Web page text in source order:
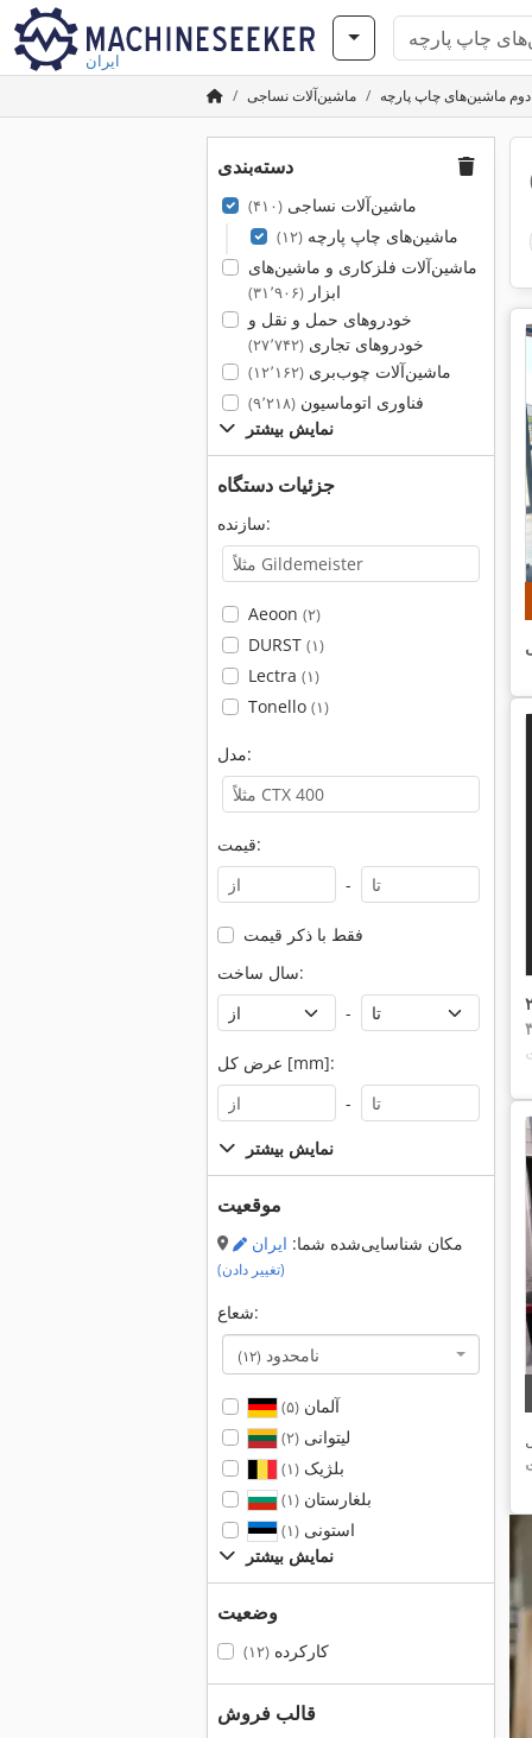
ایران
ماشین‌آلات نساجی ماشین‌های چاپ پارچه
دسته‌بندی
ماشین‌آلات نساجی(۴۱۰)
ماشین‌های چاپ پارچه(۱۲)
ماشین‌آلات فلزکاری و ماشین‌های
ابزار(۳۱٬۹۰۶)
خودروهای حمل و نقل و
خودروهای تجاری(۲۷٬۷۴۲)
ماشین‌آلات چوب‌بری(۱۲٬۱۶۲)
فناوری اتوماسیون(۹٬۲۱۸)
نمایش بیشتر
جزئیات دستگاه
سازنده:
Aeoon (۲)
DURST (۱)
Lectra (۱)
Tonello (۱)
مدل:
قیمت:
-
فقط با ذکر قیمت
سال ساخت:
-
عرض کل [mm]:
-
نمایش بیشتر
موقعیت
مکان شناسایی‌شده شما: ایران
(تغییر دادن)
شعاع:
نامحدود (۱۲)
آلمان(۵)
لیتوانی(۲)
بلژیک(۱)
بلغارستان(۱)
استونی(۱)
نمایش بیشتر
وضعیت
کارکرده(۱۲)
قالب فروش